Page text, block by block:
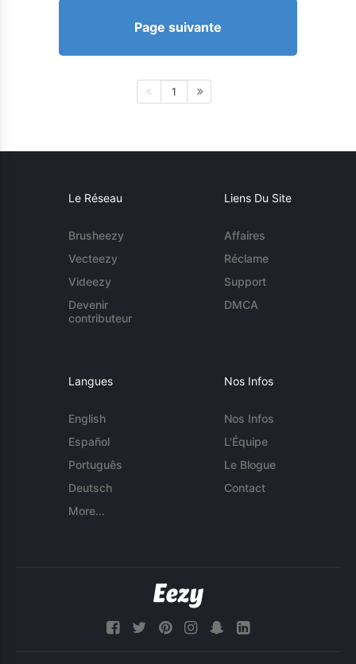
Page suivante
1
Le Réseau
Brusheezy
Vecteezy
Videezy
Devenir
contributeur
Liens Du Site
Affaires
Réclame
Support
DMCA
Langues
English
Español
Português
Deutsch
More...
Nos Infos
Nos Infos
L'Équipe
Le Blogue
Contact